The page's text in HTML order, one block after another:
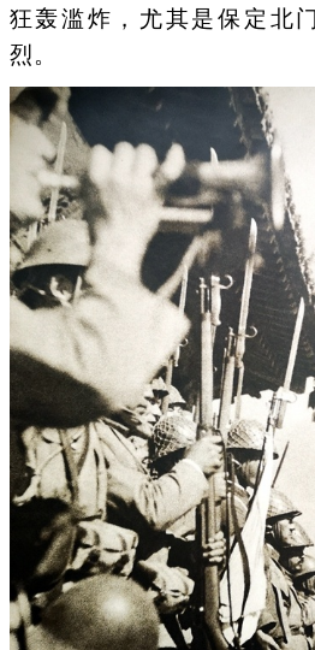
狂轰滥炸，尤其是保定北
烈。